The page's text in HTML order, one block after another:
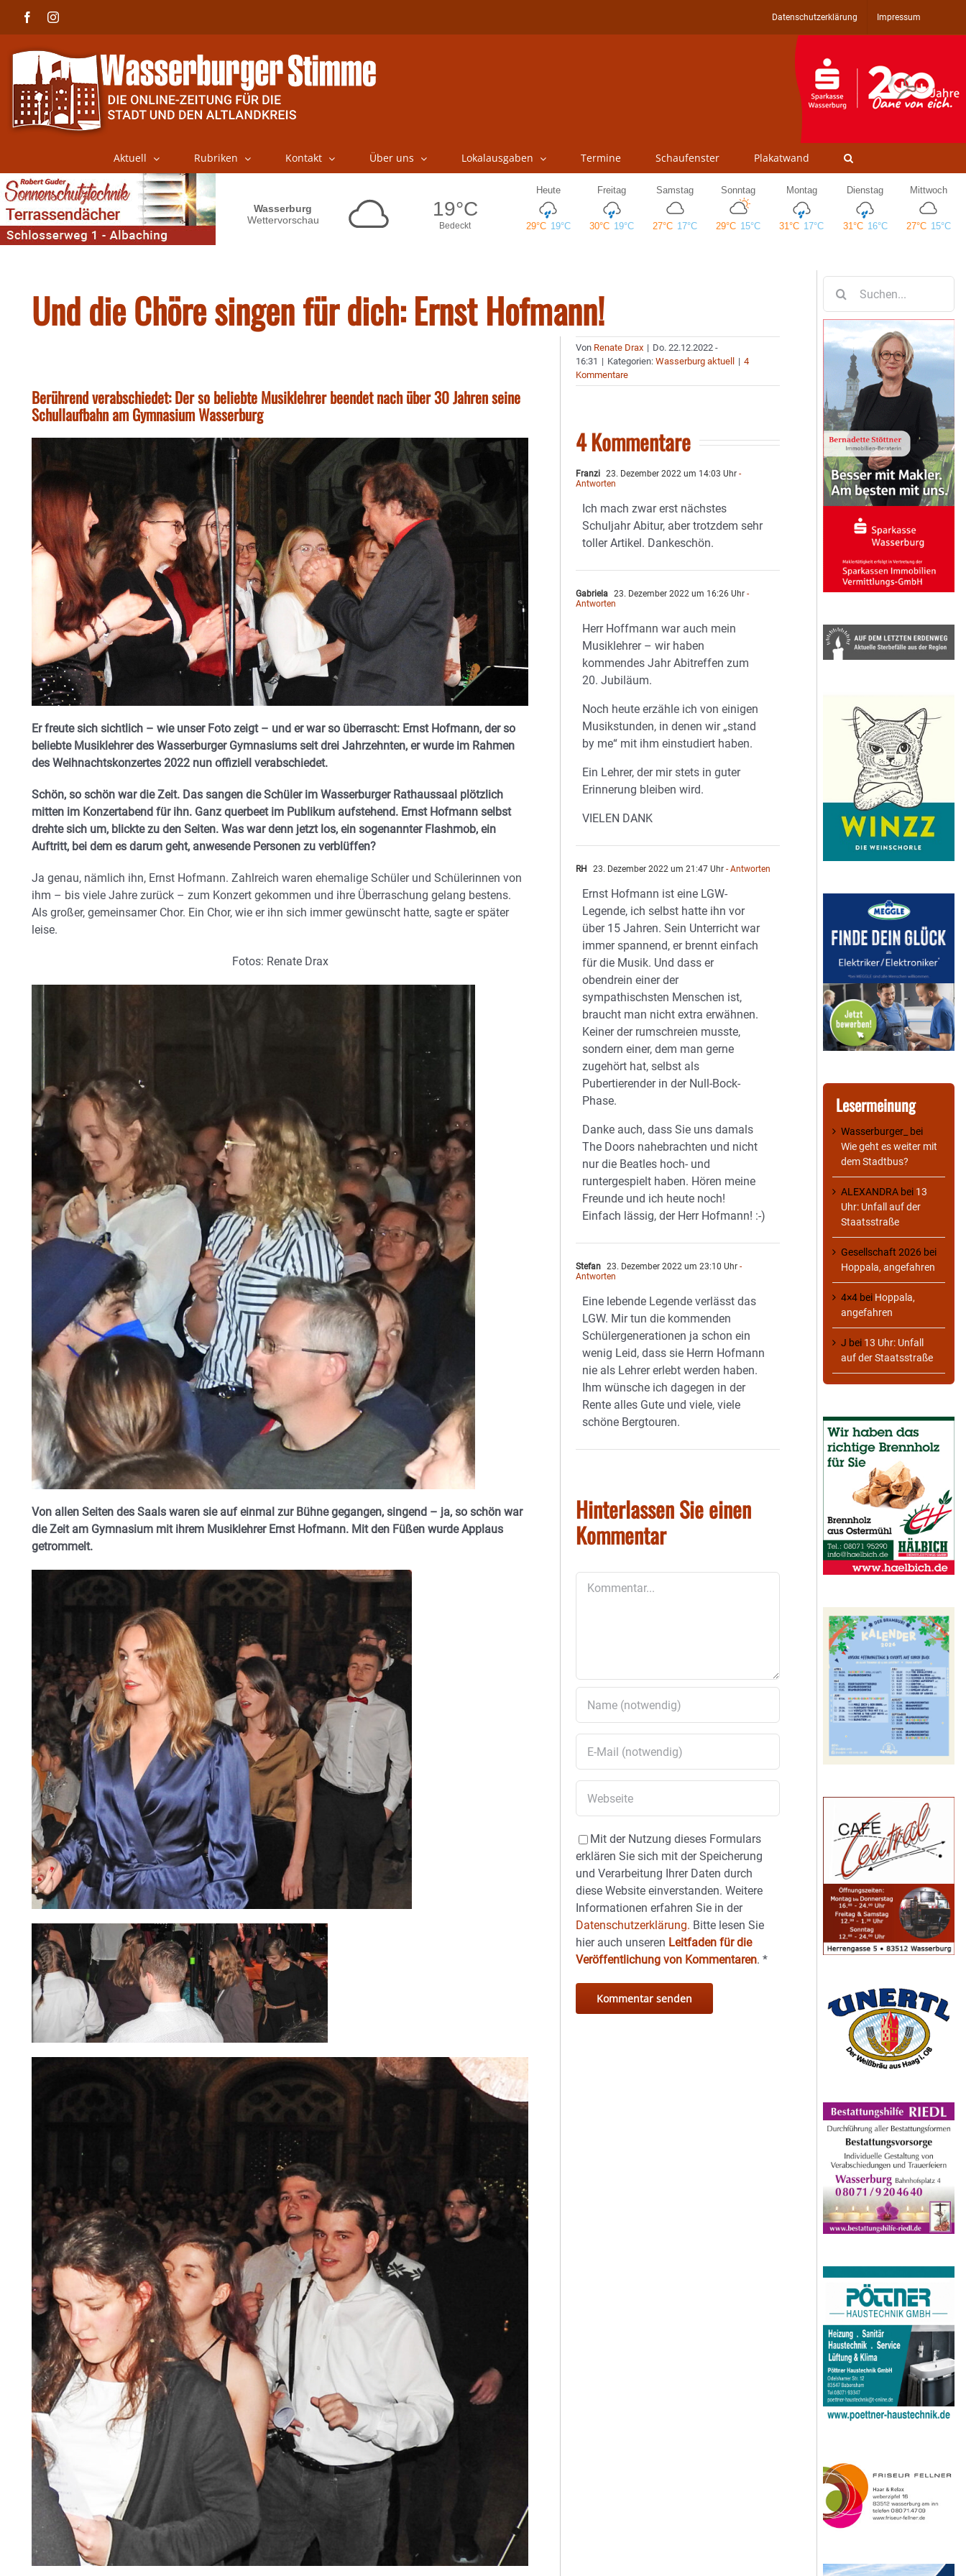
FacebookInstagram Datenschutzerklärung Impressum
Aktuell Rubriken Kontakt Über uns Lokalausgaben Termine Schaufenster Plakatwand
Und die Chöre singen für dich: Ernst Hofmann!
Berührend verabschiedet: Der so beliebte Musiklehrer beendet nach über 30 Jahren seine
Schullaufbahn am Gymnasium Wasserburg
Er freute sich sichtlich – wie unser Foto zeigt – und er war so überrascht: Ernst Hofmann, der so
beliebte Musiklehrer des Wasserburger Gymnasiums seit drei Jahrzehnten, er wurde im Rahmen
des Weihnachtskonzertes 2022 nun offiziell verabschiedet.
Schön, so schön war die Zeit. Das sangen die Schüler im Wasserburger Rathaussaal plötzlich
mitten im Konzertabend für ihn. Ganz querbeet im Publikum aufstehend. Ernst Hofmann selbst
drehte sich um, blickte zu den Seiten. Was war denn jetzt los, ein sogenannter Flashmob, ein
Auftritt, bei dem es darum geht, anwesende Personen zu verblüffen?
Ja genau, nämlich ihn, Ernst Hofmann. Zahlreich waren ehemalige Schüler und Schülerinnen von
ihm – bis viele Jahre zurück – zum Konzert gekommen und ihre Überraschung gelang bestens.
Als großer, gemeinsamer Chor. Ein Chor, wie er ihn sich immer gewünscht hatte, sagte er später
leise.
Fotos: Renate Drax
Von allen Seiten des Saals waren sie auf einmal zur Bühne gegangen, singend – ja, so schön war
die Zeit am Gymnasium mit ihrem Musiklehrer Ernst Hofmann. Mit den Füßen wurde Applaus
getrommelt.
Von Renate Drax | Do. 22.12.2022 -
16:31 | Kategorien:Wasserburg aktuell | 4
Kommentare
4 Kommentare
Franzi 23. Dezember 2022 um 14:03 Uhr -
Antworten
Ich mach zwar erst nächstes
Schuljahr Abitur, aber trotzdem sehr
toller Artikel. Dankeschön.
Gabriela 23. Dezember 2022 um 16:26 Uhr -
Antworten
Herr Hoffmann war auch mein
Musiklehrer – wir haben
kommendes Jahr Abitreffen zum
20. Jubiläum.
Noch heute erzähle ich von einigen
Musikstunden, in denen wir „stand
by me“ mit ihm einstudiert haben.
Ein Lehrer, der mir stets in guter
Erinnerung bleiben wird.
VIELEN DANK
RH 23. Dezember 2022 um 21:47 Uhr - Antworten
Ernst Hofmann ist eine LGW-
Legende, ich selbst hatte ihn vor
über 15 Jahren. Sein Unterricht war
immer spannend, er brennt einfach
für die Musik. Und dass er
obendrein einer der
sympathischsten Menschen ist,
braucht man nicht extra erwähnen.
Keiner der rumschreien musste,
sondern einer, dem man gerne
zugehört hat, selbst als
Pubertierender in der Null-Bock-
Phase.
Danke auch, dass Sie uns damals
The Doors nahebrachten und nicht
nur die Beatles hoch- und
runtergespielt haben. Hören meine
Freunde und ich heute noch!
Einfach lässig, der Herr Hofmann! :-)
Stefan 23. Dezember 2022 um 23:10 Uhr -
Antworten
Eine lebende Legende verlässt das
LGW. Mir tun die kommenden
Schülergenerationen ja schon ein
wenig Leid, dass sie Herrn Hofmann
nie als Lehrer erlebt werden haben.
Ihm wünsche ich dagegen in der
Rente alles Gute und viele, viele
schöne Bergtouren.
Hinterlassen Sie einen
Kommentar
Mit der Nutzung dieses Formulars
erklären Sie sich mit der Speicherung
und Verarbeitung Ihrer Daten durch
diese Website einverstanden. Weitere
Informationen erfahren Sie in der
Datenschutzerklärung. Bitte lesen Sie
hier auch unseren Leitfaden für die
Veröffentlichung von Kommentaren.*
nach:
Lesermeinung
Wasserburger_
bei
Wie geht es weiter mit
dem Stadtbus?
ALEXANDRA bei 13
Uhr: Unfall auf der
Staatsstraße
Gesellschaft 2026 bei
Hoppala, angefahren
4×4 bei Hoppala,
angefahren
J bei 13 Uhr: Unfall
auf der Staatsstraße